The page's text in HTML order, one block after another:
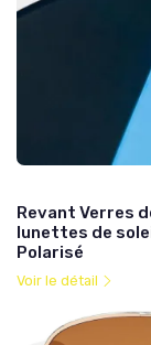
Revant Verres
lunettes de
Polarisé
Voir le détail